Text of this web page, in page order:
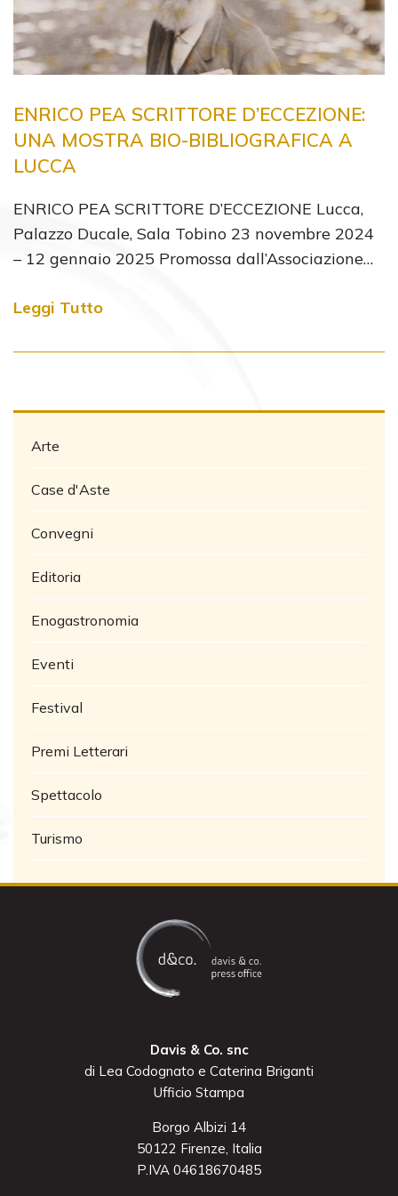
ENRICO PEA SCRITTORE D’ECCEZIONE:
UNA MOSTRA BIO-BIBLIOGRAFICA A
LUCCA
ENRICO PEA SCRITTORE D’ECCEZIONE Lucca,
Palazzo Ducale, Sala Tobino 23 novembre 2024
– 12 gennaio 2025 Promossa dall’Associazione…
Leggi Tutto
Arte
Case d'Aste
Convegni
Editoria
Enogastronomia
Eventi
Festival
Premi Letterari
Spettacolo
Turismo
Davis & Co. snc
di Lea Codognato e Caterina Briganti
Ufficio Stampa
Borgo Albizi 14
50122 Firenze, Italia
P.IVA 04618670485